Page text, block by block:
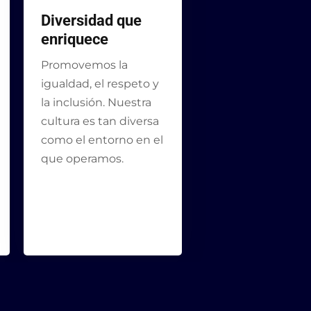
Diversidad que
enriquece
Promovemos la
igualdad, el respeto y
la inclusión. Nuestra
cultura es tan diversa
como el entorno en el
que operamos.